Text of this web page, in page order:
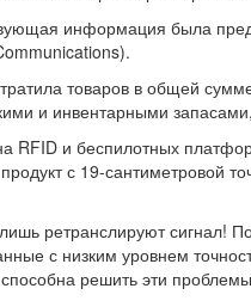
информация была
товаров в общей
и инвентарными
RFID и беспилотных
с 19-сантиметровой
ретранслируют сигнал!
с низким уровнем
решить эти